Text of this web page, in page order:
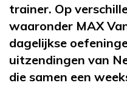
trainer. Op
waaronder MAX
dagelijkse
uitzendingen van
die samen een